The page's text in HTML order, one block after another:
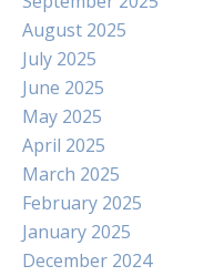
August 2025
July 2025
June 2025
May 2025
April 2025
March 2025
February 2025
January 2025
December 2024